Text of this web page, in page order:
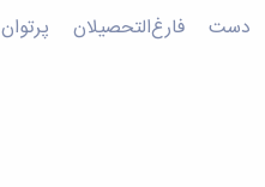
فارغ‌التحصیلان